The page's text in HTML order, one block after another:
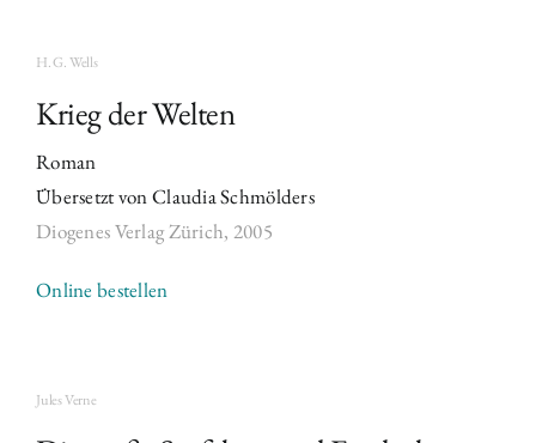
H. G. Wells
Krieg der Welten
Roman
Übersetzt von Claudia Schmölders
Diogenes Verlag Zürich, 2005
Online bestellen
Jules Verne